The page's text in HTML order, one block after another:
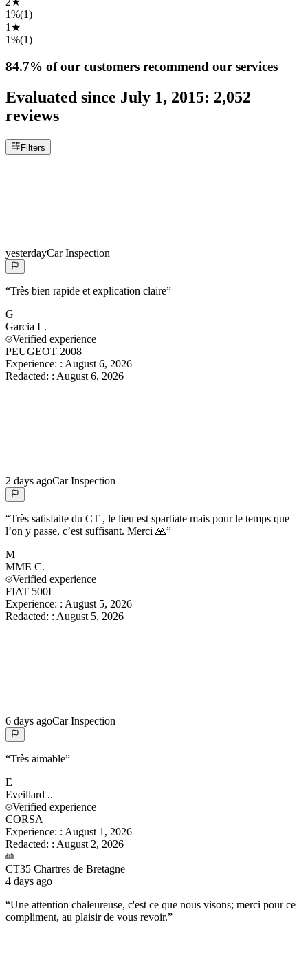
1%(1)
1 ★
1%(1)
84.7% of our customers recommend our services
Evaluated since July 1, 2015: 2,052
reviews
Filters
yesterdayCar Inspection
“Très bien rapide et explication claire”
G
Garcia L.
Verified experience
PEUGEOT 2008
Experience: : August 6, 2026
Redacted: : August 6, 2026
2 days agoCar Inspection
“Très satisfaite du CT , le lieu est spartiate mais pour le temps que
l’on y passe, c’est suffisant. Merci 🙏”
M
MME C.
Verified experience
FIAT 500L
Experience: : August 5, 2026
Redacted: : August 5, 2026
6 days agoCar Inspection
“Très aimable”
E
Eveillard ..
Verified experience
CORSA
Experience: : August 1, 2026
Redacted: : August 2, 2026
CT35 Chartres de Bretagne
4 days ago
“Une attention chaleureuse, c'est ce que nous visons; merci pour ce
compliment, au plaisir de vous revoir.”